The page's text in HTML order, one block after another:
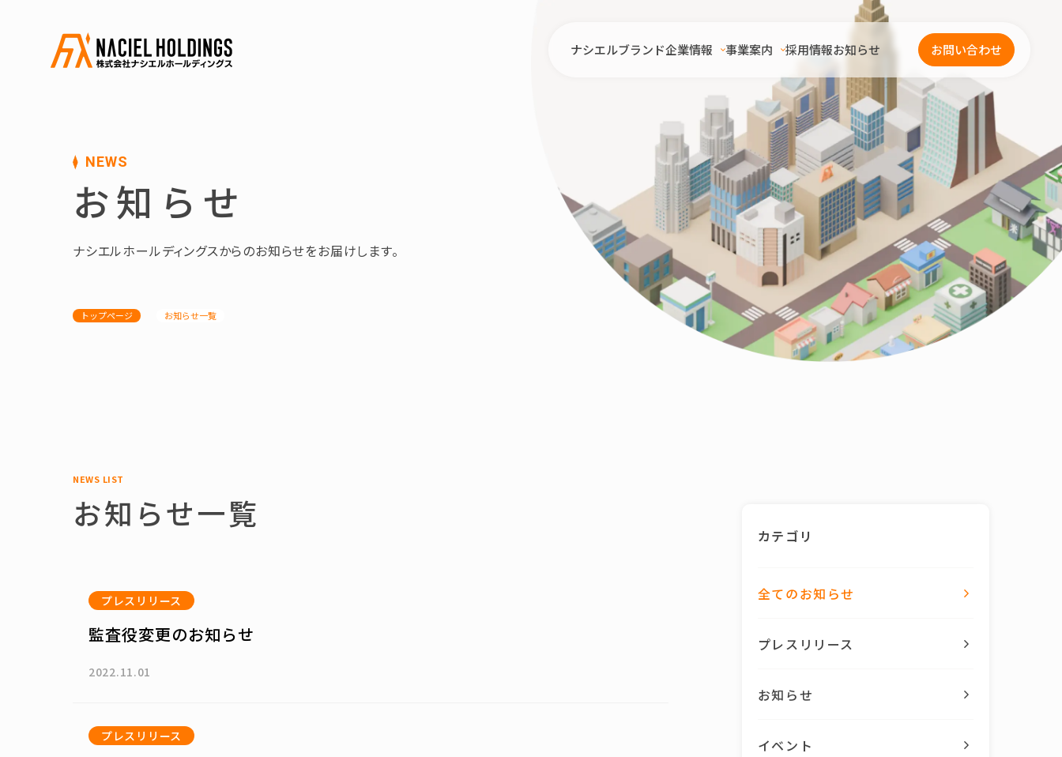
ナシエルブランド企業情報 事業案内 採用情報お知らせ お問い合わせ
NEWS
お知らせ
ナシエルホールディングスからのお知らせをお届けします。
トップページ お知らせ一覧
NEWS LIST
お知らせ一覧
プレスリリース
監査役変更のお知らせ
2022.11.01
プレスリリース
カテゴリ
全てのお知らせ
プレスリリース
お知らせ
イベント